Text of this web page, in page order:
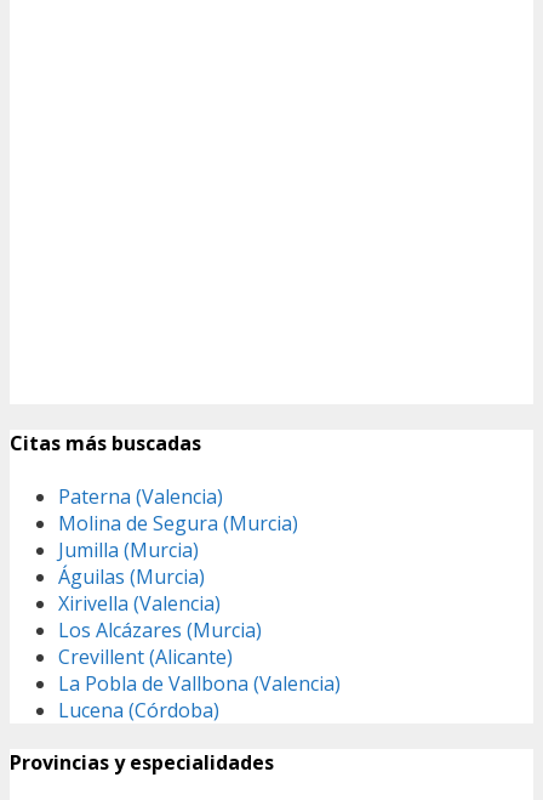
Citas más buscadas
Paterna (Valencia)
Molina de Segura (Murcia)
Jumilla (Murcia)
Águilas (Murcia)
Xirivella (Valencia)
Los Alcázares (Murcia)
Crevillent (Alicante)
La Pobla de Vallbona (Valencia)
Lucena (Córdoba)
Provincias y especialidades